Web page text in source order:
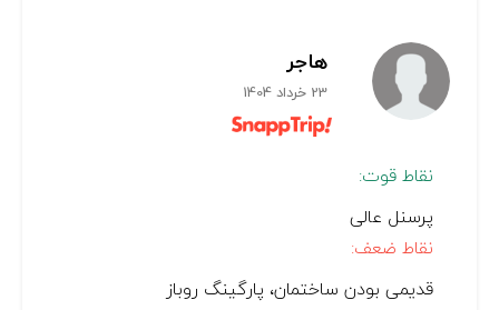
هاجر
23 خرداد 1404
نقاط قوت:
پرسنل عالی
نقاط ضعف:
قدیمی بودن ساختمان، پارگینگ روباز